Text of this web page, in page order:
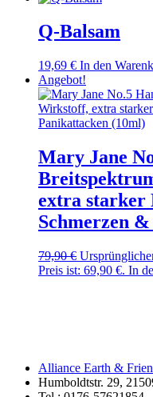
Q-Balsam
19,69 € In den
Angebot!
Mary Jane
extra starker
Schmerzen
79,90€
Preis ist: 69,90 €. In
Alliance Earth &
Humboldtstr. 29,